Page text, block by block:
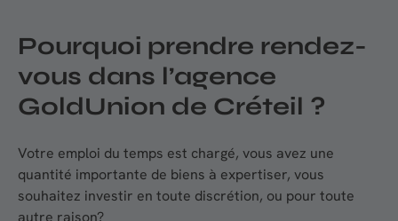
Pourquoi prendre rendez-
vous dans l’agence
GoldUnion de Créteil ?
Votre emploi du temps est chargé, vous avez une
quantité importante de biens à expertiser, vous
souhaitez investir en toute discrétion, ou pour toute
autre raison?